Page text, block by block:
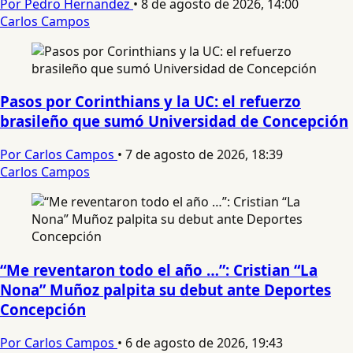
Por Pedro Hernandez • 8 de agosto de 2026, 14:00
Carlos Campos
Pasos por Corinthians y la UC: el refuerzo
brasileño que sumó Universidad de Concepción
Por Carlos Campos • 7 de agosto de 2026, 18:39
Carlos Campos
“Me reventaron todo el año …”: Cristian “La
Nona” Muñoz palpita su debut ante Deportes
Concepción
Por Carlos Campos • 6 de agosto de 2026, 19:43